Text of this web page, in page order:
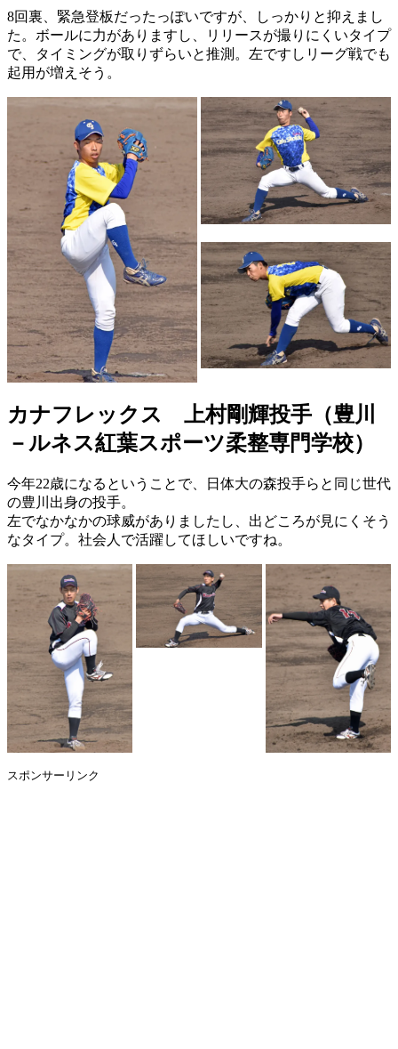
8回裏、緊急登板だったっぽいですが、しっかりと抑えまし
た。ボールに力がありますし、リリースが撮りにくいタイプ
で、タイミングが取りずらいと推測。左ですしリーグ戦でも
起用が増えそう。
カナフレックス 上村剛輝投手（豊川
－ルネス紅葉スポーツ柔整専門学校）
今年22歳になるということで、日体大の森投手らと同じ世代
の豊川出身の投手。
左でなかなかの球威がありましたし、出どころが見にくそう
なタイプ。社会人で活躍してほしいですね。
スポンサーリンク